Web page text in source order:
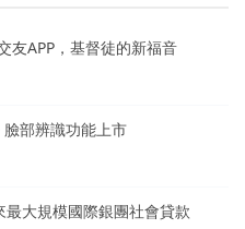
友APP，基督徒的新福音
部辨識功能上市
大規模國際銀團社會貸款